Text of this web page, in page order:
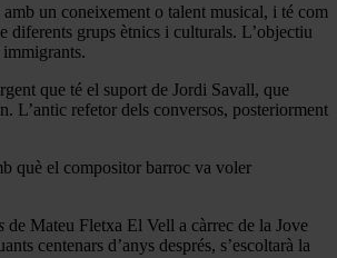
un coneixement o talent musical, i té com
diferents grups ètnics i culturals. L’objectiu
immigrants.
que té el suport de Jordi Savall, que
L’antic refetor dels conversos, posteriorment
què el compositor barroc va voler
de Mateu Fletxa El Vell a càrrec de la Jove
centenars d’anys després, s’escoltarà la